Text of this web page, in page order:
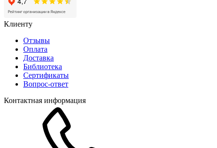
Клиенту
Отзывы
Оплата
Доставка
Библиотека
Сертификаты
Вопрос-ответ
Контактная информация